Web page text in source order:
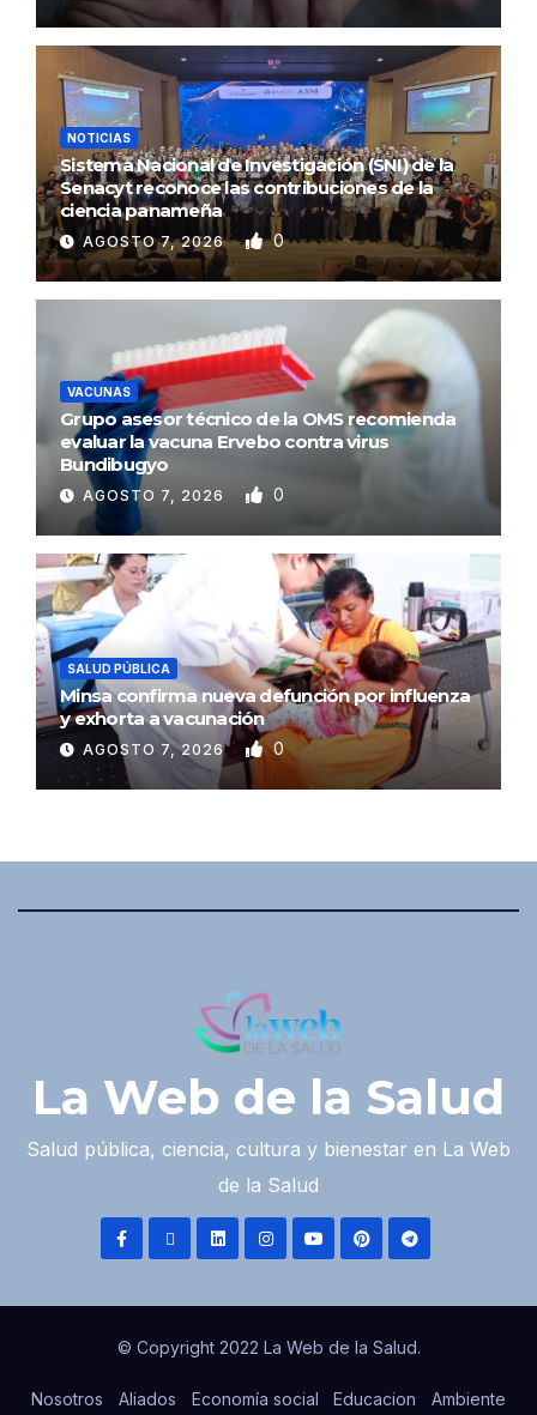
NOTICIAS
Sistema Nacional de Investigación (SNI) de la
Senacyt reconoce las contribuciones de la
ciencia panameña
AGOSTO 7, 2026 0
VACUNAS
Grupo asesor técnico de la OMS recomienda
evaluar la vacuna Ervebo contra virus
Bundibugyo
AGOSTO 7, 2026 0
SALUD PÚBLICA
Minsa confirma nueva defunción por influenza
y exhorta a vacunación
AGOSTO 7, 2026 0
La Web de la Salud
Salud pública, ciencia, cultura y bienestar en La Web
de la Salud
© Copyright 2022 La Web de la Salud.
Nosotros Aliados Economía social Educacion Ambiente